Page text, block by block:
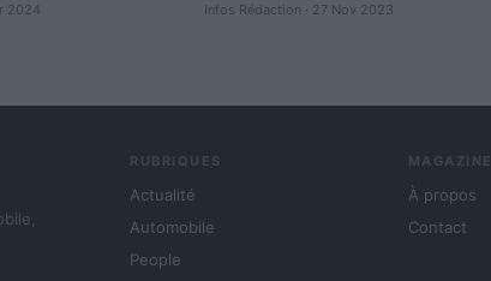
2024 Infos Rédaction · 27 Nov 2023
RUBRIQUES
Actualité
Automobile
People
MAGAZINE
À propos
Contact